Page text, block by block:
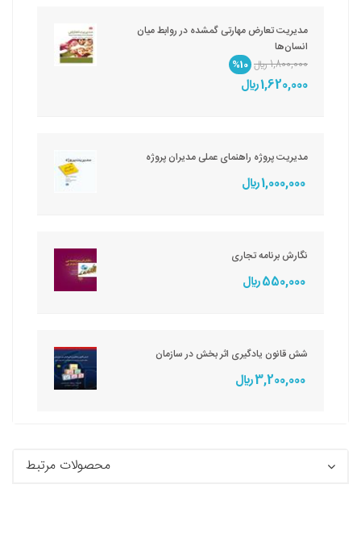
مدیریت تعارض مهارتی گمشده در روابط میان
انسان‌ها
1,800,000 ريال
%10
1,620,000 ريال
مدیریت پروژه راهنمای عملی مدیران پروژه
1,000,000 ريال
نگارش برنامه تجاری
550,000 ريال
شش قانون یادگیری اثر بخش در سازمان
3,200,000 ريال
محصولات مرتبط